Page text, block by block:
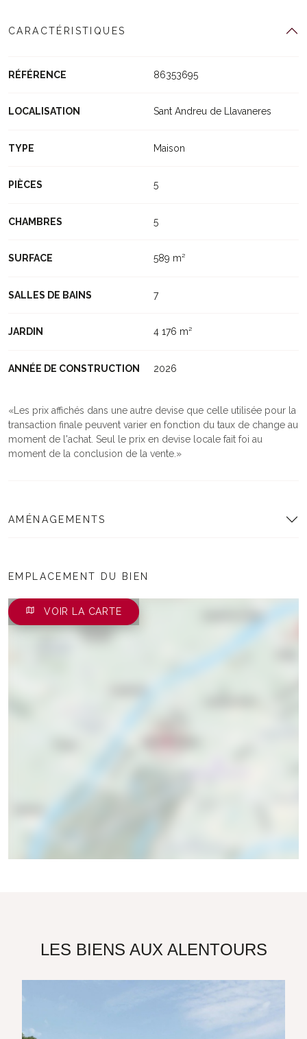
CARACTÉRISTIQUES
RÉFÉRENCE 86353695
LOCALISATION Sant Andreu de Llavaneres
TYPE Maison
PIÈCES 5
CHAMBRES 5
SURFACE 589 m²
SALLES DE BAINS 7
JARDIN 4 176 m²
ANNÉE DE CONSTRUCTION 2026
Les prix affichés dans une autre devise que celle utilisée pour la
transaction finale peuvent varier en fonction du taux de change au
moment de l'achat. Seul le prix en devise locale fait foi au
moment de la conclusion de la vente.
AMÉNAGEMENTS
EMPLACEMENT DU BIEN
VOIR LA CARTE
LES BIENS AUX ALENTOURS